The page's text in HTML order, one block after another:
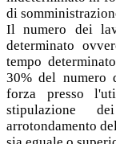
di
Il numero dei
determinato
tempo
30% del numero
forza presso
stipulazione
arrotondamento